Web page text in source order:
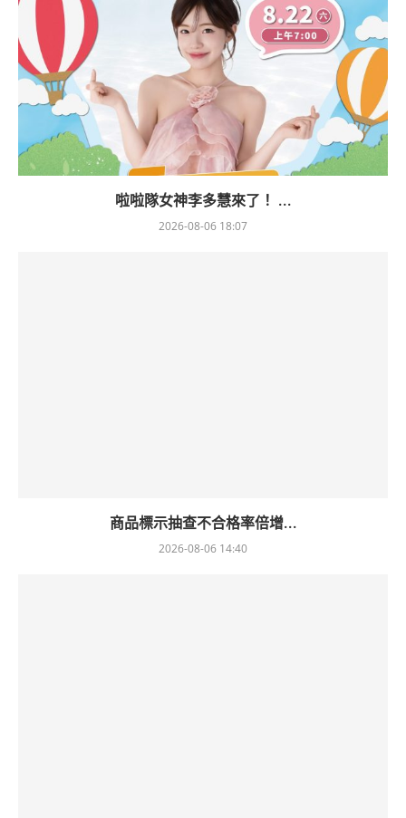
啦啦隊女神李多慧來了！ ...
2026-08-06 18:07
商品標示抽查不合格率倍增...
2026-08-06 14:40